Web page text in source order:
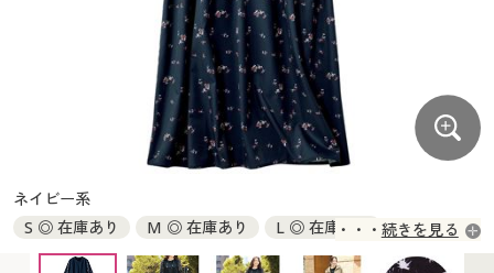
ジュニア・ティーンズ下着
大きいサイズ レディース服
大きいサイズ レディース下着
大きいサイズ メンズ
大きいサイズ 事務・制服
シークレットセール
商品カテゴリ一覧
カタログ・チラシからのご注文
デジタルカタログ
大きいサイズ レディース下着
大きいサイズ メンズ
大きいサイズ 事務・制服
シークレットセール
商品カテゴリ一覧
カタログ・チラシからのご注文
カタログ無料プレゼント
ネイビー系
S ◎ 在庫あり
M ◎ 在庫あり
L ◎ 在庫あり
LL ◎ 在庫あり
3L ◎ 在庫あり
続きを見る